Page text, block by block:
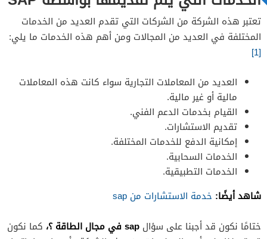
تعتبر هذه الشركة من الشركات التي تقدم العديد من الخدمات
المختلفة في العديد من المجالات ومن أهم هذه الخدمات ما يلي:
[1]
العديد من المعاملات التجارية سواء كانت هذه المعاملات
مالية أو غير مالية.
القيام بخدمات الدعم الفني.
تقديم الاستشارات.
إمكانية الدفع للخدمات المختلفة.
الخدمات السحابية.
الخدمات التطبيقية.
شاهد أيضًا: خدمة الاستشارات من sap
ختامًا نكون قد أجبنا على سؤال sap في مجال الطاقة ؟،
كما نكون